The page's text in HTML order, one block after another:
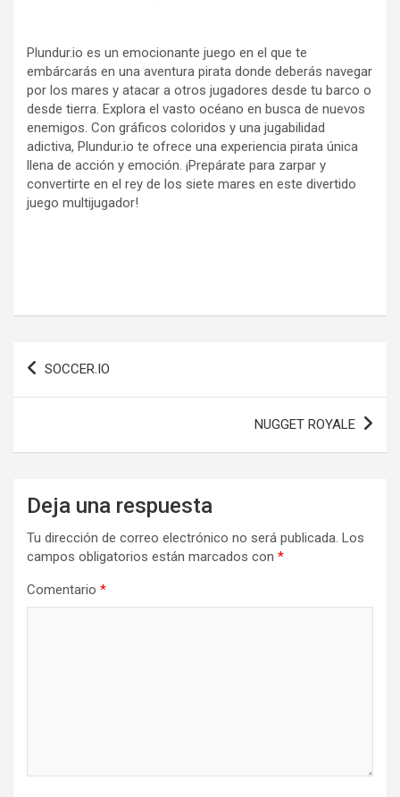
Plundur.io es un emocionante juego en el que te
embárcarás en una aventura pirata donde deberás navegar
por los mares y atacar a otros jugadores desde tu barco o
desde tierra. Explora el vasto océano en busca de nuevos
enemigos. Con gráficos coloridos y una jugabilidad
adictiva, Plundur.io te ofrece una experiencia pirata única
llena de acción y emoción. ¡Prepárate para zarpar y
convertirte en el rey de los siete mares en este divertido
juego multijugador!
Navegación
SOCCER.IO
NUGGET ROYALE
Deja una respuesta
Tu dirección de correo electrónico no será publicada. Los
campos obligatorios están marcados con *
Comentario *